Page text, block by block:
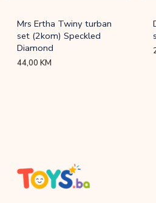
Mrs Ertha Twiny turban
set (2kom) Speckled
Diamond
44,00KM